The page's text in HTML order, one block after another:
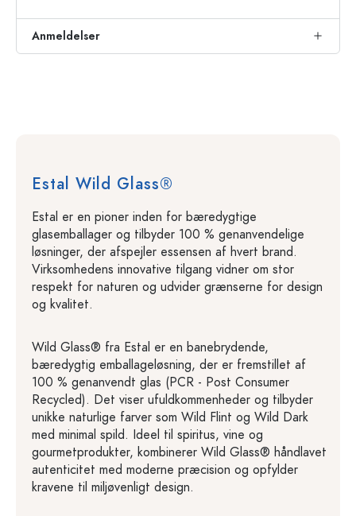
Anmeldelser
Estal Wild Glass®
Estal er en pioner inden for bæredygtige
glasemballager og tilbyder 100 % genanvendelige
løsninger, der afspejler essensen af hvert brand.
Virksomhedens innovative tilgang vidner om stor
respekt for naturen og udvider grænserne for design
og kvalitet.
Wild Glass® fra Estal er en banebrydende,
bæredygtig emballageløsning, der er fremstillet af
100 % genanvendt glas (PCR - Post Consumer
Recycled). Det viser ufuldkommenheder og tilbyder
unikke naturlige farver som Wild Flint og Wild Dark
med minimal spild. Ideel til spiritus, vine og
gourmetprodukter, kombinerer Wild Glass® håndlavet
autenticitet med moderne præcision og opfylder
kravene til miljøvenligt design.